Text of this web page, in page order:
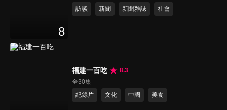
8
訪談
新聞 新聞雜誌 社會
福建一百吃
8.3
全30集
紀錄片
文化 中國 美食